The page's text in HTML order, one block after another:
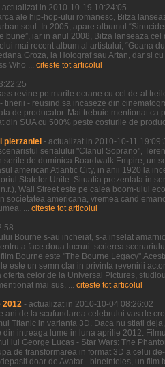
actualizat in 2010-10-19 10:24:05
ale hip-hop-ului romanesc, Bitza
soul. In 2005, apare albumul
bune”, iar in anul 2008, Bitza lanseaza
mai recent album al artistului, “Goana
Groza, la Holograf sau Artan, dar si
Who ... citeste tot articolul
revine pe marile ecrane cu cel de-al
- reusind sa incaseze din
de producator. Mai trebuie mentionat ca
SUA cu 500% peste costurile de
pierzaniei - actualizat in 2010-10-11
serialului "Clanul Soprano",
serile de duminica Boardwalk Empire, un
american Atlantic City, in anii 1920 la
Statelor Unite. Situatia prezentata in
Wall Street este pe calea boom-ului
americana, vremea cand
... citeste tot articolul
Bourne s-au incheiat, s-a inselat
a face doua lucruri: scrierea
Bourne este "The Bourne
este un semn clar in privinta revenirii
celor de la Universal Pictures,
mai sus. ... citeste tot articolul
2012 - actualizat in 2010-10-04 08:26:02
ani de la scufundarea celebrului vas de
Titanic in varianta 3D. Daca nu stiati
din intreaga lume in luna aprilie 2012.
lui George Lucas - Star Wars: The
de transformarea in format 3D a celui
doar de Avatar - bineinteles, un film